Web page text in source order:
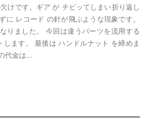
けです。ギア が チビッてしまい折り返し
に レコード の針が飛ぶような現象です。
りました。 今回は違うパーツを流用する
します。 最後は ハンドルナット を締めま
代金は...